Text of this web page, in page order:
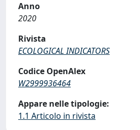
Anno
2020
Rivista
ECOLOGICAL INDICATORS
Codice OpenAlex
W2999936464
Appare nelle tipologie:
1.1 Articolo in rivista